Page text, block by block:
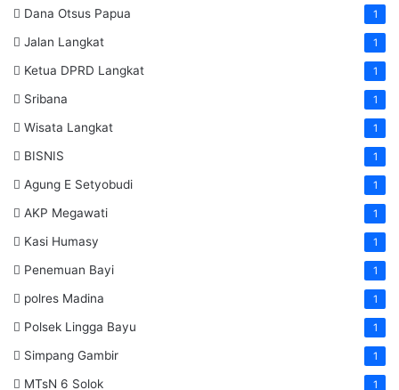
Dana Otsus Papua 1
Jalan Langkat 1
Ketua DPRD Langkat 1
Sribana 1
Wisata Langkat 1
BISNIS 1
Agung E Setyobudi 1
AKP Megawati 1
Kasi Humasy 1
Penemuan Bayi 1
polres Madina 1
Polsek Lingga Bayu 1
Simpang Gambir 1
MTsN 6 Solok 1